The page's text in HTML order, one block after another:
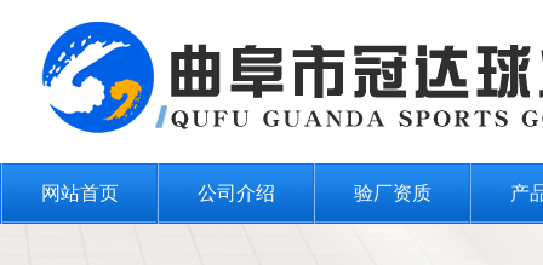
网站首页 公司介绍 验厂资质 产